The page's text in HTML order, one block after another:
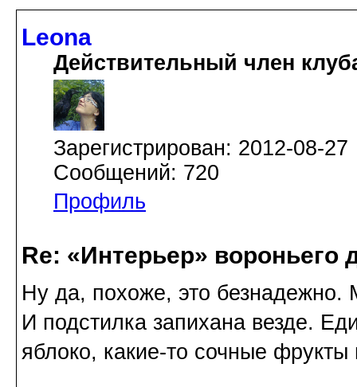
Leona
Действительный член
Зарегистрирован: 2012-08-27
Сообщений: 720
Профиль
Re: «Интерьер» вороньего
Ну да, похоже, это безнадежно.
И подстилка запихана везде.
яблоко, какие-то сочные